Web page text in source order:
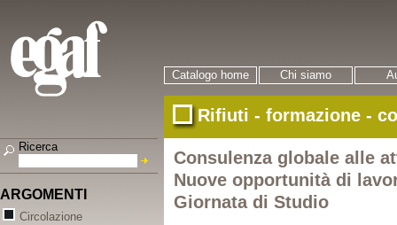
Catalogo home Chi siamo
Rifiuti - formazione -
Consulenza globale alle
Nuove opportunità di
Giornata di Studio
Ricerca
ARGOMENTI
Circolazione